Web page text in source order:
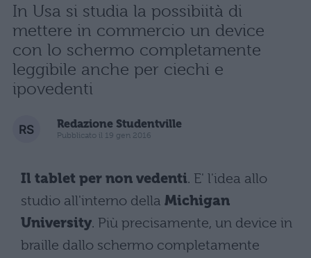
In Usa si studia la possibiità di
mettere in commercio un device
con lo schermo completamente
leggibile anche per ciechi e
ipovedenti
Redazione Studentville
Pubblicato il 19 gen 2016
Il tablet per non vedenti. E' l'idea allo
studio all'interno della Michigan
University. Più precisamente, un device in
braille dallo schermo completamente